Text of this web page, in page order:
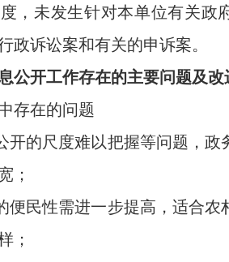
未发生针对本单位有关政
政诉讼案和有关的申诉案。
公开工作存在的主要问题及改
在的问题
的尺度难以把握等问题，政
；
民性需进一步提高，适合农
；